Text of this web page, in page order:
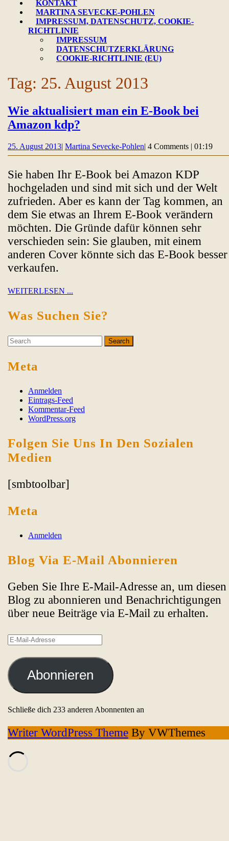
KONTAKT
MARTINA SEVECKE-POHLEN
IMPRESSUM, DATENSCHUTZ, COOKIE-
RICHTLINIE
IMPRESSUM
DATENSCHUTZERKLÄRUNG
COOKIE-RICHTLINIE (EU)
BUTTON
Tag: 25. August 2013
Wie aktualisiert man ein E-Book bei
Amazon kdp?
man
E-
Book
bei
Amazon
kdp?
25. August 201325.
August
| Martina Sevecke-PohlenMartina
Sevecke-
| 4 Comments | 01:19
Sie haben Ihr E-Book bei Amazon KDP
hochgeladen und sind mit sich und der Welt
zufrieden. Aber es kann der Tag kommen, an
dem Sie etwas an Ihrem E-Book verändern
möchten. Die Gründe dafür können sehr
verschieden sein: Sie glauben, mit einem
anderen Cover könnte sich das E-Book besser
verkaufen.
WEITERLESEN ...
Was Suchen Sie?
Search
for:
Meta
Anmelden
Eintrags-Feed
Kommentar-Feed
WordPress.org
Folgen Sie Uns In Den Sozialen
Medien
[smbtoolbar]
Meta
Anmelden
Blog Via E-Mail Abonnieren
Geben Sie Ihre E-Mail-Adresse an, um diesen
Blog zu abonnieren und Benachrichtigungen
über neue Beiträge via E-Mail zu erhalten.
E-
Adresse
Abonnieren
Schließe dich 233 anderen Abonnenten an
Writer WordPress Theme By VWThemes
Scroll